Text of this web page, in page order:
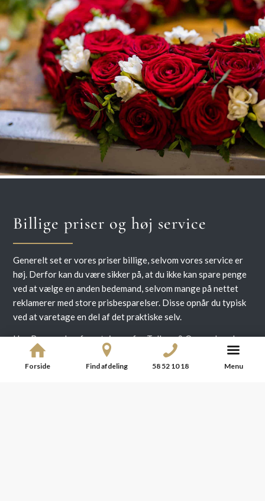
Billige priser og høj service
Generelt set er vores priser billige, selvom vores service er
høj. Derfor kan du være sikker på, at du ikke kan spare penge
ved at vælge en anden bedemand, selvom mange på nettet
reklamerer med store prisbesparelser. Disse opnår du typisk
ved at varetage en del af det praktiske selv.
Hos Begravelsesforretningen for Tølløse & Omegn har du
også mulighed at til- og fravælge ydelser, hvis du selv ønsker
dette. Men grundig rådgivning gennem hele forløbet er du
Forside Find afdeling 58 52 10 18 Menu